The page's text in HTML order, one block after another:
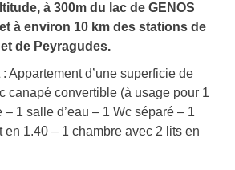
à 300m du lac de GENOS
à environ 10 km des stations de
de Peyragudes.
Appartement d’une superficie de
canapé convertible (à usage pour 1
1 salle d’eau – 1 Wc séparé – 1
en 1.40 – 1 chambre avec 2 lits en